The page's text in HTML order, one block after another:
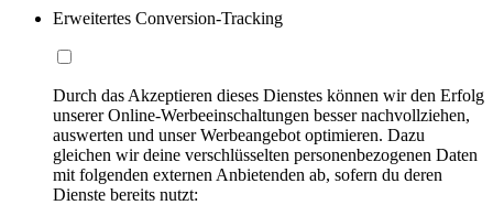
Erweitertes Conversion-Tracking
Durch das Akzeptieren dieses Dienstes können wir den Erfolg
unserer Online-Werbeeinschaltungen besser nachvollziehen,
auswerten und unser Werbeangebot optimieren. Dazu
gleichen wir deine verschlüsselten personenbezogenen Daten
mit folgenden externen Anbietenden ab, sofern du deren
Dienste bereits nutzt: